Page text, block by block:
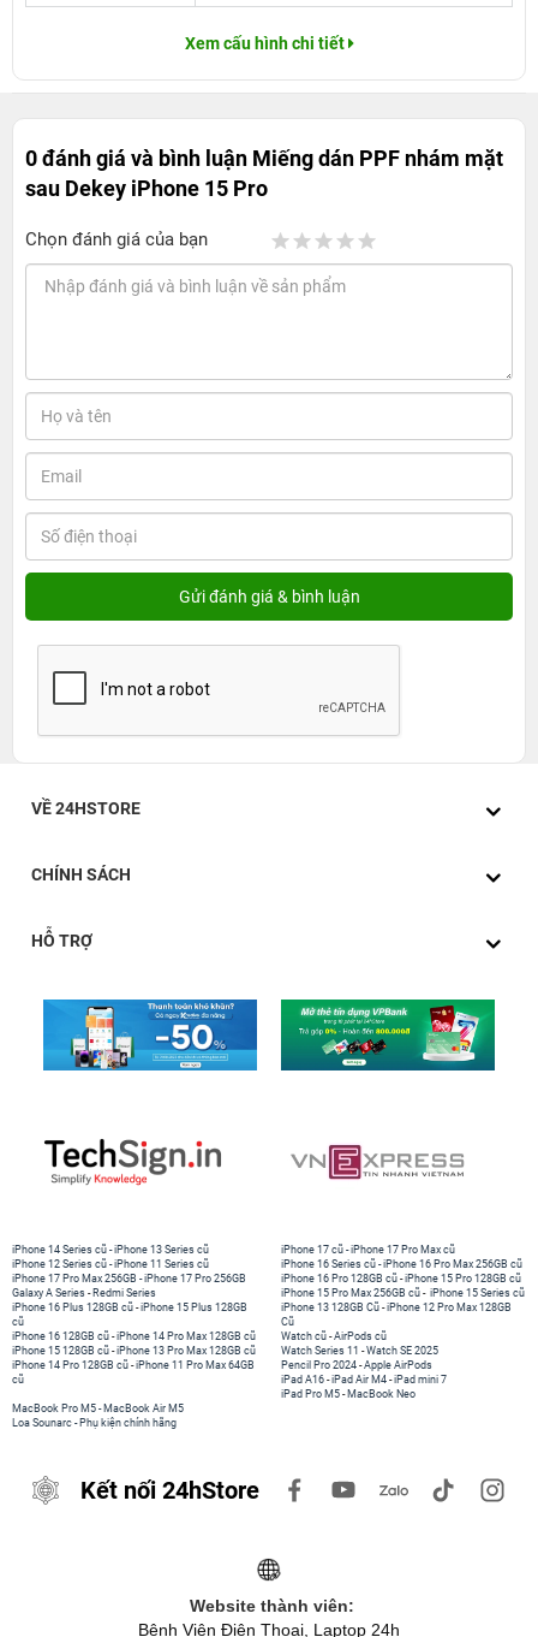
Xem cấu hình chi tiết
0 đánh giá và bình luận Miếng dán PPF nhám mặt
sau Dekey iPhone 15 Pro
Chọn đánh giá của bạn
VỀ 24HSTORE
CHÍNH SÁCH
HỖ TRỢ
iPhone 14 Series cũ -iPhone 13 Series cũ
iPhone 12 Series cũ -iPhone 11 Series cũ
iPhone 17 Pro Max 256GB -iPhone 17 Pro 256GB
Galaxy A Series - Redmi Series
iPhone 17 cũ -iPhone 17 Pro Max cũ
iPhone 16 Series cũ - iPhone 16 Pro Max 256GB cũ
iPhone 16 Pro 128GB cũ -iPhone 15 Pro 128GB cũ
iPhone 15 Pro Max 256GB cũ - iPhone 15 Series cũ
iPhone 16 Plus 128GB cũ -iPhone 15 Plus 128GB
cũ
iPhone 16 128GB cũ -iPhone 14 Pro Max 128GB cũ
iPhone 15 128GB cũ -iPhone 13 Pro Max 128GB cũ
iPhone 14 Pro 128GB cũ -iPhone 11 Pro Max 64GB
cũ
iPhone 13 128GB Cũ -iPhone 12 Pro Max 128GB
Cũ
Watch cũ -AirPods cũ
Watch Series 11 -Watch SE 2025
Pencil Pro 2024 -Apple AirPods
iPad A16 -iPad Air M4 -iPad mini 7
iPad Pro M5 - MacBook Neo
MacBook Pro M5 - MacBook Air M5
Loa Sounarc - Phụ kiện chính hãng
Kết nối 24hStore
Website thành viên:
Bệnh Viện Điện Thoại, Laptop 24h